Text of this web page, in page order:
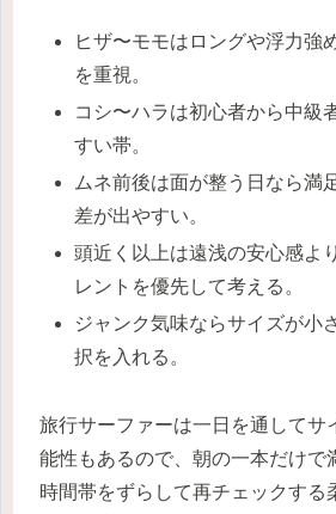
ヒザ〜モモはロングや浮力強
を重視。
コシ〜ハラは初心者から中級
すい帯。
ムネ前後は面が整う日なら満
差が出やすい。
頭近く以上は遠浅の安心感よ
レントを優先して考える。
ジャンク気味ならサイズが小
択を入れる。
旅行サーファーは一日を通してサ
能性もあるので、朝の一本だけで
時間帯をずらして再チェックする